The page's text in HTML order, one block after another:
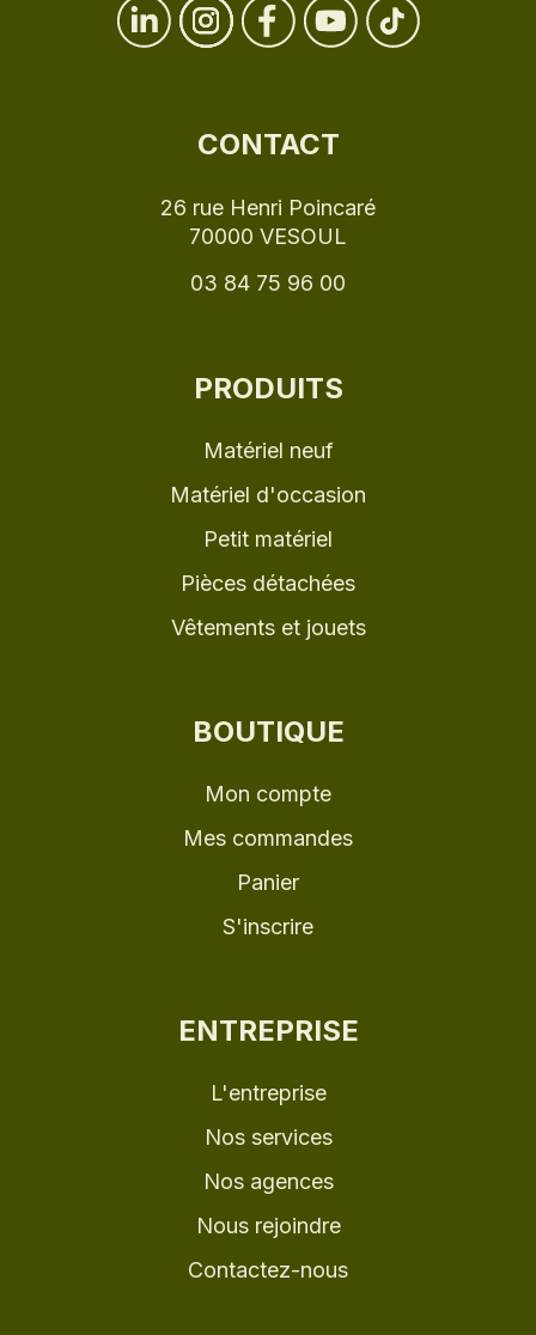
CONTACT
26 rue Henri Poincaré
70000 VESOUL
03 84 75 96 00
PRODUITS
Matériel neuf
Matériel d'occasion
Petit matériel
Pièces détachées
Vêtements et jouets
BOUTIQUE
Mon compte
Mes commandes
Panier
S'inscrire
ENTREPRISE
L'entreprise
Nos services
Nos agences
Nous rejoindre
Contactez-nous